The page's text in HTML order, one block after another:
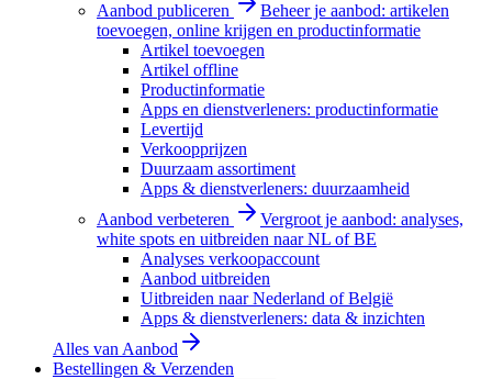
Aanbod publiceren
Beheer je aanbod: artikelen
toevoegen, online krijgen en productinformatie
Artikel toevoegen
Artikel offline
Productinformatie
Apps en dienstverleners: productinformatie
Levertijd
Verkoopprijzen
Duurzaam assortiment
Apps & dienstverleners: duurzaamheid
Aanbod verbeteren
Vergroot je aanbod: analyses,
white spots en uitbreiden naar NL of BE
Analyses verkoopaccount
Aanbod uitbreiden
Uitbreiden naar Nederland of België
Apps & dienstverleners: data & inzichten
Alles van Aanbod
Bestellingen & Verzenden